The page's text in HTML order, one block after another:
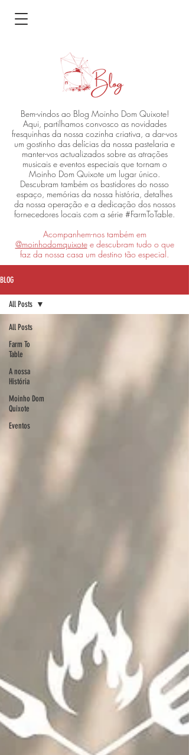
Bem-vindos ao Blog Moinho Dom Quixote!
Aqui, partilhamos convosco as novidades
fresquinhas da nossa cozinha criativa, a dar-vos
um gostinho das delícias da nossa pastelaria e
manter-vos actualizados sobre as atrações
musicais e eventos especiais que tornam o
Moinho Dom Quixote um lugar único.
Descubram também os bastidores do nosso
espaço, memórias da nossa história, detalhes
da nossa operação e a dedicação dos nossos
fornecedores locais com a série #FarmToTable.
Acompanhem-nos também em
@moinhodomquixotee descubram tudo o que
faz da nossa casa um destino tão especial.
BLOG
All Posts
Farm To
Table
A nossa
História
Moinho Dom
Quixote
Eventos
All Posts